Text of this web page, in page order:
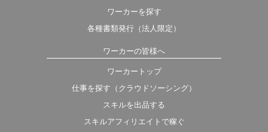
ワーカーを探す
各種書類発行（法人限定）
ワーカーの皆様へ
ワーカートップ
仕事を探す（クラウドソーシング）
スキルを出品する
スキルアフィリエイトで稼ぐ